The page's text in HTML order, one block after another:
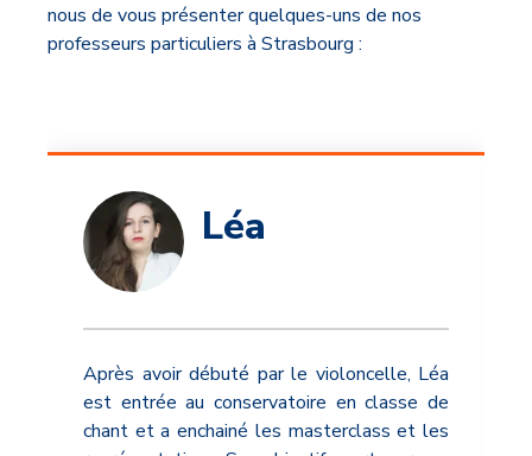
nous de vous présenter quelques-uns de nos
professeurs particuliers à Strasbourg :
Léa
Après avoir débuté par le violoncelle, Léa
est entrée au conservatoire en classe de
chant et a enchainé les masterclass et les